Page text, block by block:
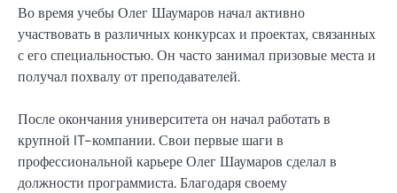
Во время учебы Олег Шаумаров начал активно
участвовать в различных конкурсах и проектах, связанных
с его специальностью. Он часто занимал призовые места и
получал похвалу от преподавателей.
После окончания университета он начал работать в
крупной IT-компании. Свои первые шаги в
профессиональной карьере Олег Шаумаров сделал в
должности программиста. Благодаря своему